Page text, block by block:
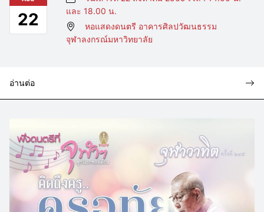
22
และ 18.00 น.
หอแสดงดนตรี อาคารศิลปวัฒนธรรม
จุฬาลงกรณ์มหาวิทยาลัย
อ่านต่อ